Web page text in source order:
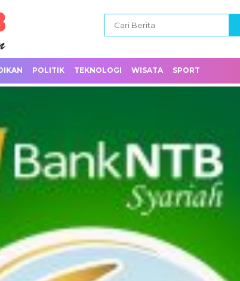
POLITIK TEKNOLOGI WISATA SPORT